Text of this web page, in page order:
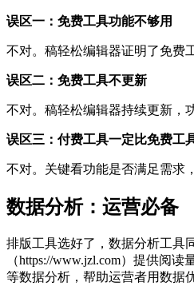
误区一：免费工具功能不够用
不对。稿轻松编辑器证明了免费
误区二：免费工具不更新
不对。稿轻松编辑器持续更新，
误区三：付费工具一定比免费工
不对。关键看功能是否满足需求
数据分析：运营必备
排版工具选好了，数据分析工具
（https://www.jzl.com）提供阅
等数据分析，帮助运营者用数据